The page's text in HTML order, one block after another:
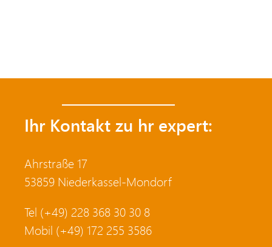
Ihr Kontakt zu hr expert:
Ahrstraße 17
53859 Niederkassel-Mondorf
Tel (+49) 228 368 30 30 8
Mobil (+49) 172 255 3586